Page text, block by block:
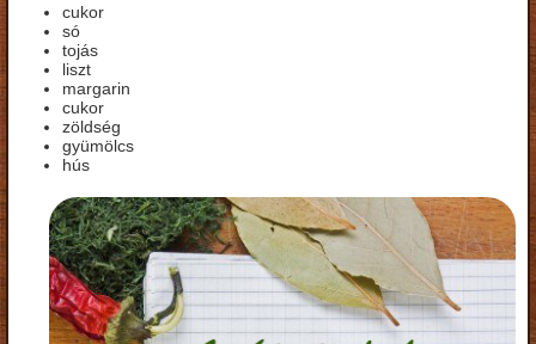
cukor
só
tojás
liszt
margarin
cukor
zöldség
gyümölcs
hús